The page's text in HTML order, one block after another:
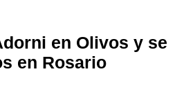
en Olivos y se
en Rosario